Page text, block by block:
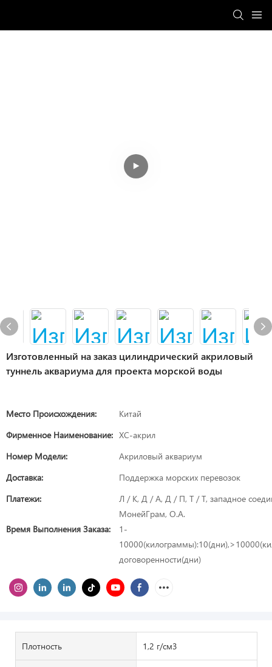
Изготовленный на заказ цилиндрический акриловый
туннель аквариума для проекта морской воды
Место Происхождения:
Китай
Фирменное Наименование: XC-акрил
Номер Модели:
Акриловый аквариум
Доставка:
Поддержка морских перевозок
Платежи:
Л / К, Д / А, Д / П, Т / Т, западное
МонейГрам, О.А.
Время Выполнения Заказа:
1-
договоренности(дни)
Плотность 1,2 г/см3